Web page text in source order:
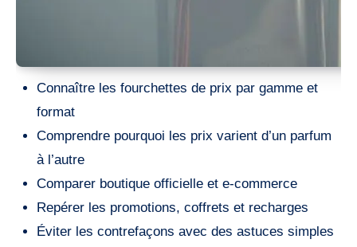
Connaître les fourchettes de prix par gamme et
format
Comprendre pourquoi les prix varient d’un parfum
à l’autre
Comparer boutique officielle et e-commerce
Repérer les promotions, coffrets et recharges
Éviter les contrefaçons avec des astuces simples